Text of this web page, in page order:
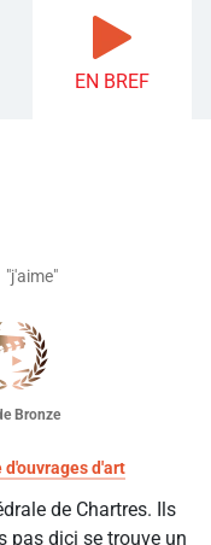
EN BREF
"j'aime"
Bronze
d'art
de Chartres. Ils
pas dici se trouve un